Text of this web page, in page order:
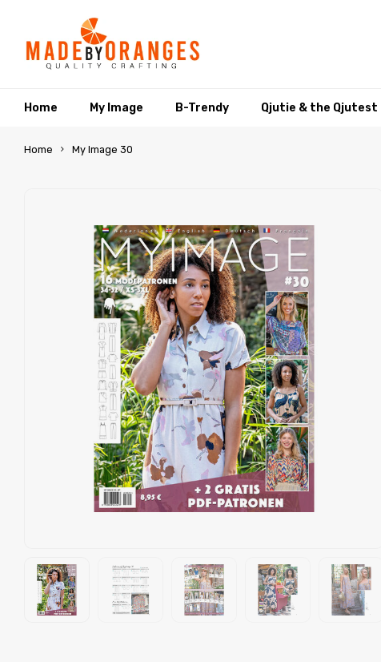
Home My Image B-Trendy Qjutie & the Qjutest
Home My Image 30